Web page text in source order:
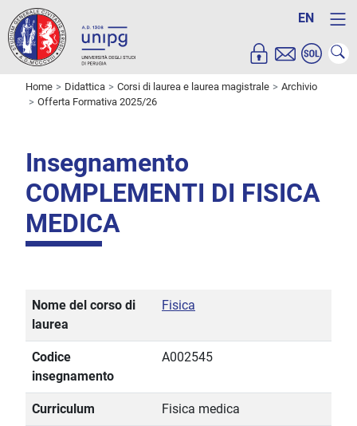
EN
Home Didattica Corsi di laurea e laurea magistrale
Archivio
Offerta Formativa 2025/26
Insegnamento
COMPLEMENTI DI FISICA
MEDICA
Nome del corso di
laurea
Fisica
Codice
insegnamento
A002545
Curriculum Fisica medica